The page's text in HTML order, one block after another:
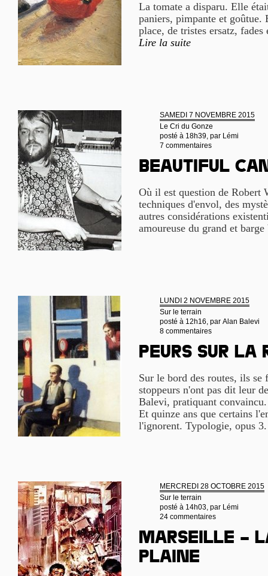
La tomate a disparu. Elle
paniers, pimpante et
place, de tristes ersatz,
Lire la suite
SAMEDI 7 NOVEMBRE 2015
Le Cri du Gonze
posté à 18h39, par Lémi
7 commentaires
Beautiful
Où il est question de Robert
techniques d'envol, des
autres considérations
amoureuse du grand et
LUNDI 2 NOVEMBRE 2015
Sur le terrain
posté à 12h16, par Alan Balevi
8 commentaires
Peurs sur la
Sur le bord des routes, ils
stoppeurs n'ont pas dit leur
Balevi, pratiquant
Et quinze ans que certains
l'ignorent. Typologie, opus
MERCREDI 28 OCTOBRE 2015
Sur le terrain
posté à 14h03, par Lémi
24 commentaires
Marseille –
Plaine